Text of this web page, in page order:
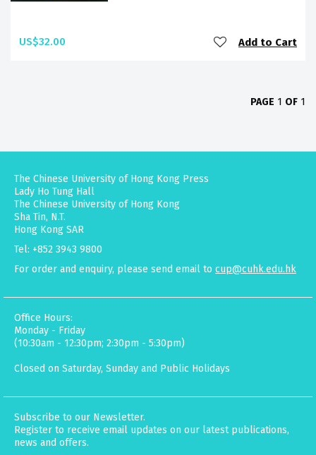
US$32.00 Add to Cart
PAGE 1 OF 1
The Chinese University of Hong Kong Press
Lady Ho Tung Hall
The Chinese University of Hong Kong
Sha Tin, N.T.
Hong Kong SAR
Tel: +852 3943 9800
For order and enquiry, please send email to cup@cuhk.edu.hk
Office Hours:
Monday - Friday
(10:30am - 12:30pm; 2:30pm - 5:30pm)
Closed on Saturday, Sunday and Public Holidays
Subscribe to our Newsletter.
Register to receive email updates on our latest publications,
news and offers.